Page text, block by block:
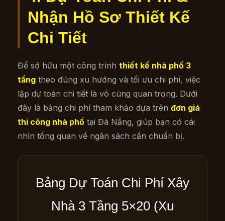
Nhận Hồ Sơ Thiết Kế
Chi Tiết
Để sở hữu một công trình thiết kế nhà phố 3
tầng theo đúng xu hướng và tối ưu chi phí, việc
lập dự toán chi tiết là vô cùng quan trọng. Dưới
đây là bảng chi phí tham khảo dựa trên đơn giá
thi công nhà phố tại Đà Nẵng, giúp bạn có cái
nhìn tổng quan về ngân sách cần chuẩn bị.
Bảng Dự Toán Chi Phí Xây
Nhà 3 Tầng 5×20 (Xu